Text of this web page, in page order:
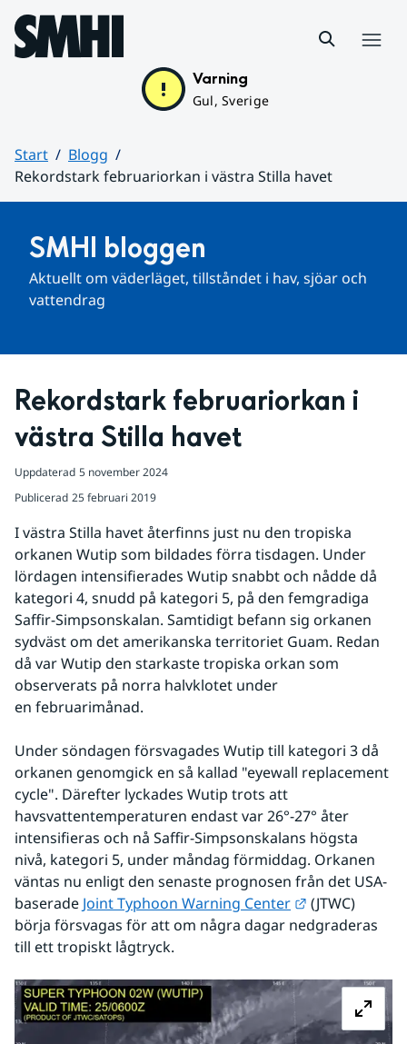
Hoppa till sidans innehåll
Varning
Gul, Sverige
Start
Blogg
Rekordstark februariorkan i västra Stilla havet
SMHI bloggen
Aktuellt om väderläget, tillståndet i hav, sjöar och
vattendrag
Rekordstark februariorkan i
västra Stilla havet
Uppdaterad 5 november 2024
Publicerad 25 februari 2019
I västra Stilla havet återfinns just nu den tropiska
orkanen Wutip som bildades förra tisdagen. Under
lördagen intensifierades Wutip snabbt och nådde då
kategori 4, snudd på kategori 5, på den femgradiga
Saffir-Simpsonskalan. Samtidigt befann sig orkanen
sydväst om det amerikanska territoriet Guam. Redan
då var Wutip den starkaste tropiska orkan som
observerats på norra halvklotet under
en februarimånad.
Under söndagen försvagades Wutip till kategori 3 då
orkanen genomgick en så kallad "eyewall replacement
cycle". Därefter lyckades Wutip trots att
havsvattentemperaturen endast var 26°-27° åter
intensifieras och nå Saffir-Simpsonskalans högsta
nivå, kategori 5, under måndag förmiddag. Orkanen
väntas nu enligt den senaste prognosen från det USA-
baserade Joint Typhoon Warning Center Länk till
(JTWC)
börja försvagas för att om några dagar nedgraderas
till ett tropiskt lågtryck.